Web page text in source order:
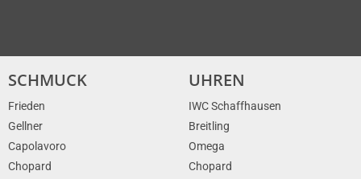
SCHMUCK
Frieden
Gellner
Capolavoro
Chopard
UHREN
IWC Schaffhausen
Breitling
Omega
Chopard